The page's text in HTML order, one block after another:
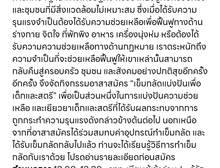
และชุมชนที่มีสิ่งแวดล้อมไม่เหมาะสม ซึ่งเมื่อได้รับความ
รุนแรงจำเป็นต้องได้รับความช่วยเหลือเพื่อฟื้นฟูทางด้าน
ร่างกาย จิตใจ ที่พักพิง อาหาร เครื่องนุ่งห่ม หรือต้องได้
รับความความช่วยเหลือทางด้านกฏหมาย เราตระหนักถึง
ความจำเป็นที่จะช่วยเหลือฟื้นฟูให้เขาเหล่านั้นสามารถ
กลับคืนสู่ครอบครัว ชุมชน และสังคมอย่างปกติสุขอีกครั้ง
อีกครั้ง จึงจัดกิจกรรมอาสาสมัคร “เข็มกลัดแบ่งปันเพื่อ
เด็กและสตรี” เพื่อเป็นส่วนหนึ่งในการแบ่งปันความช่วย
เหลือ และเยียวยาเด็กและสตรีที่ได้รับผลกระทบจากการ
ถูกกระทำความรุนแรงดังกล่าวข้างต้นต่อไป นอกเหนือ
จากที่อาสาสมัครได้ร่วมสมทบค่าอุปกรณ์ทำเข็มกลัด และ
ได้รับเข็มกลัดกลับไปแล้ว ท่านจะได้เรียนรู้วิธีการทำเข็ม
กลัดกับเราด้วย โปรดอ่านรายละเอียดก่อนสมัคร